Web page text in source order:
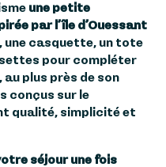
une petite
par l’île d’Ouessant
casquette, un tote
pour compléter
au plus près de son
conçus sur le
qualité, simplicité et
séjour une fois